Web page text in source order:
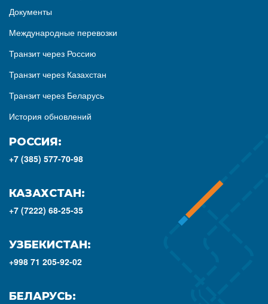
Документы
Международные перевозки
Транзит через Россию
Транзит через Казахстан
Транзит через Беларусь
История обновлений
РОССИЯ:
+7 (385) 577-70-98
КАЗАХСТАН:
+7 (7222) 68-25-35
УЗБЕКИСТАН:
+998 71 205-92-02
БЕЛАРУСЬ: